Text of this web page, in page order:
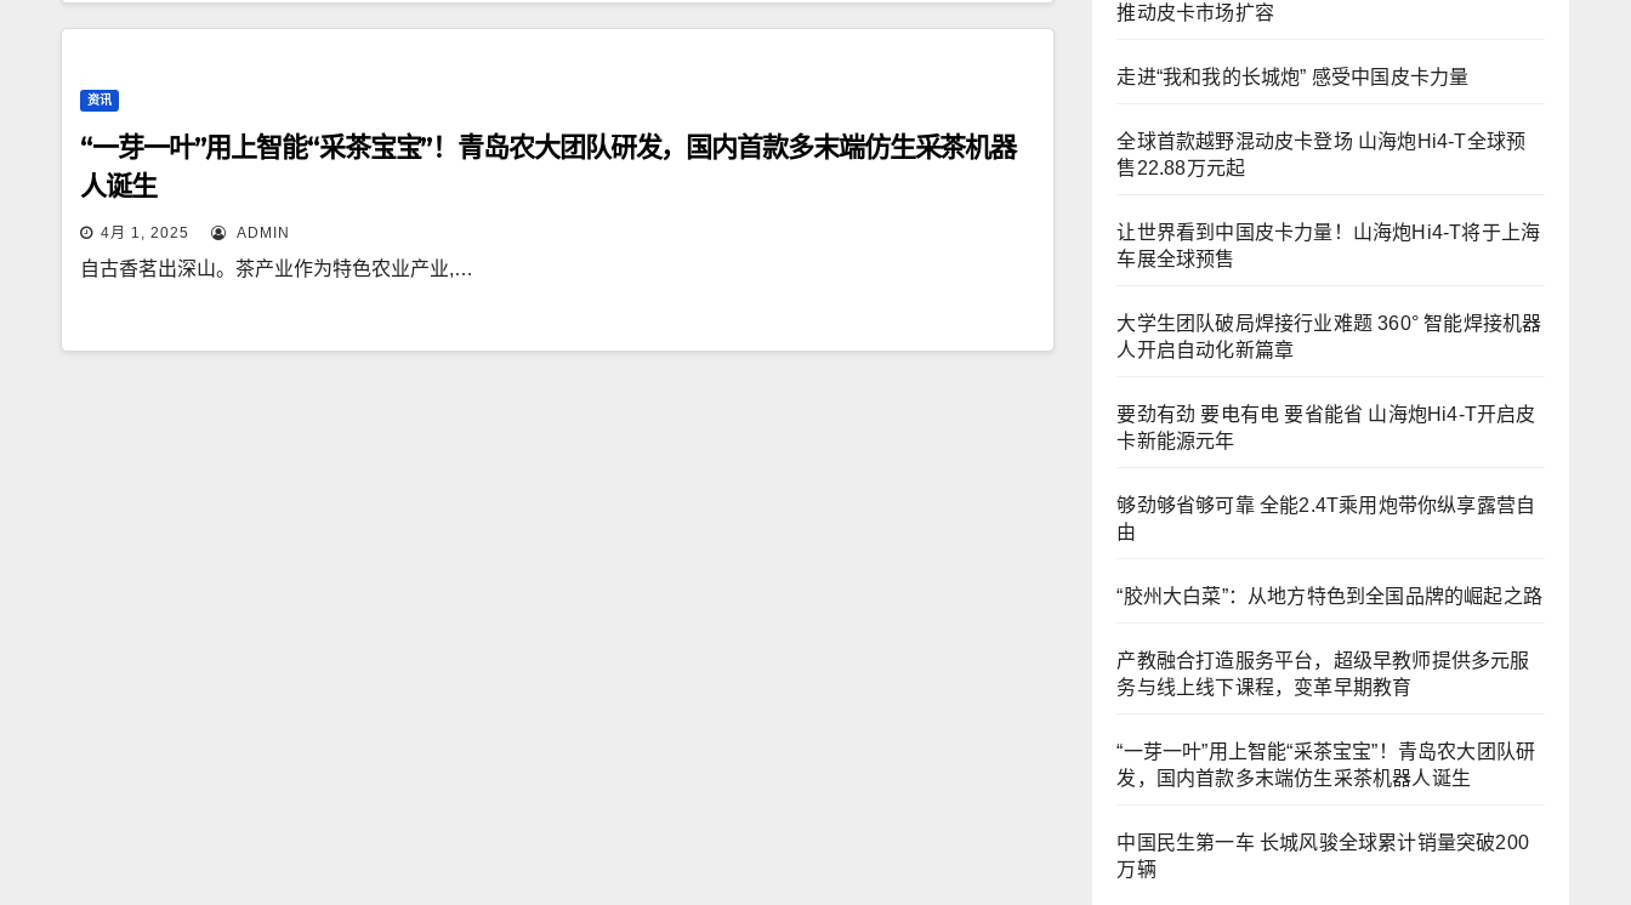
资讯
“一芽一叶”用上智能“采茶宝宝”！青岛农大团队研发，国内首款多末端仿生采茶机器
人诞生
4月 1, 2025 ADMIN
自古香茗出深山。茶产业作为特色农业产业,…
推动皮卡市场扩容
走进“我和我的长城炮” 感受中国皮卡力量
全球首款越野混动皮卡登场 山海炮Hi4-T全球预
售22.88万元起
让世界看到中国皮卡力量！山海炮Hi4-T将于上海
车展全球预售
大学生团队破局焊接行业难题 360° 智能焊接机器
人开启自动化新篇章
要劲有劲 要电有电 要省能省 山海炮Hi4-T开启皮
卡新能源元年
够劲够省够可靠 全能2.4T乘用炮带你纵享露营自
由
“胶州大白菜”：从地方特色到全国品牌的崛起之路
产教融合打造服务平台，超级早教师提供多元服
务与线上线下课程，变革早期教育
“一芽一叶”用上智能“采茶宝宝”！青岛农大团队研
发，国内首款多末端仿生采茶机器人诞生
中国民生第一车 长城风骏全球累计销量突破200
万辆